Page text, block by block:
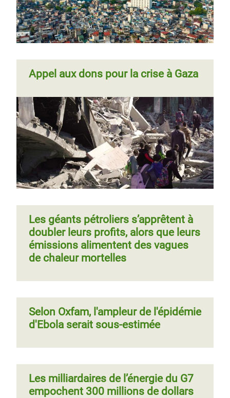
Appel aux dons pour la crise à Gaza
Les géants pétroliers s’apprêtent à
doubler leurs profits, alors que leurs
émissions alimentent des vagues
de chaleur mortelles
Selon Oxfam, l'ampleur de l'épidémie
d'Ebola serait sous-estimée
Les milliardaires de l’énergie du G7
empochent 300 millions de dollars